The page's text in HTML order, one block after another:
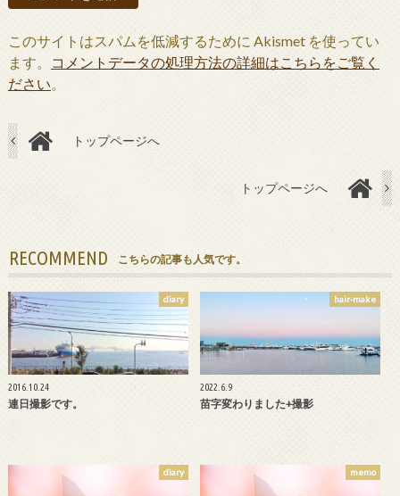
このサイトはスパムを低減するために Akismet を使ってい
ます。
コメントデータの処理方法の詳細はこちらをご覧く
ださい。
トップページへ
トップページへ
RECOMMEND こちらの記事も人気です。
diary
2016.10.24
連日撮影です。
hair-make
2022.6.9
苗字変わりました+撮影
diary memo